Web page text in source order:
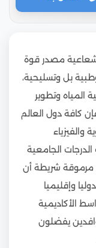
مصدر قوة
بل وتسليحية،
المياه وتطوير
كافة دول العالم
الجامعية
مرموقة شريطة أن
وإقليميا
الأكاديمية
يفضلون